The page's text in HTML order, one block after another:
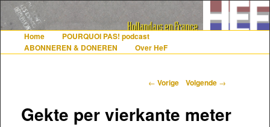
De gezelligste website voor Nederlanders die iets met Frankrijk hebben
HoofdmenuSpring naar de primaire inhoud
Spring naar de secundaire inhoud
Home
POURQUOI PAS! podcast
ABONNEREN & DONEREN
Over HeF
Berichtnavigatie
← Vorige Volgende →
Gekte per vierkante meter